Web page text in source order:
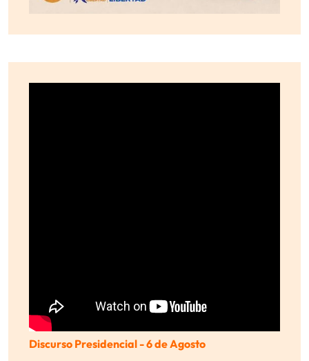
Discurso Presidencial - 6 de Agosto